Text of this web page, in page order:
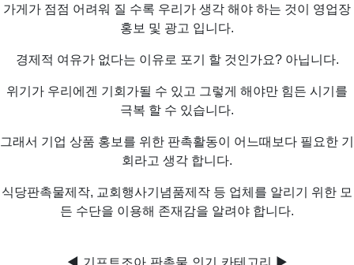
가게가 점점 어려워 질 수록 우리가 생각 해야 하는 것이 영업장
홍보 및 광고 입니다.
경제적 여유가 없다는 이유로 포기 할 것인가요? 아닙니다.
위기가 우리에겐 기회가될 수 있고 그렇게 해야만 힘든 시기를
극복 할 수 있습니다.
그래서 기업 상품 홍보를 위한 판촉활동이 어느때보다 필요한 기
회라고 생각 합니다.
식당판촉물제작, 교회행사기념품제작 등 업체를 알리기 위한 모
든 수단을 이용해 존재감을 알려야 합니다.